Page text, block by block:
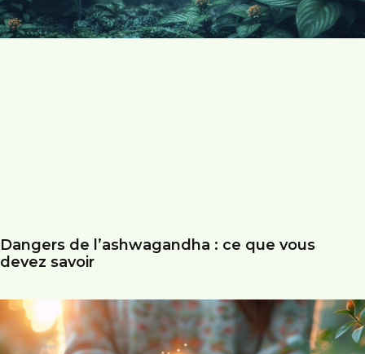
Dangers de l’ashwagandha : ce que vous
devez savoir